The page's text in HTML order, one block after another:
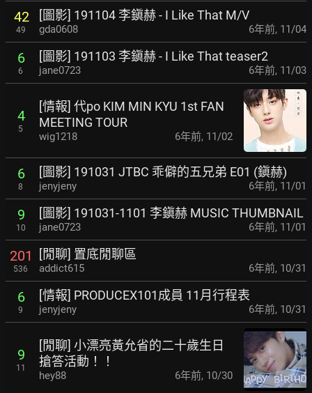
42
49
[圖影] 191104 李鎭赫 - I Like That M/V
gda0608 6年前, 11/04
6
6
[圖影] 191103 李鎭赫 - I Like That teaser2
jane0723 6年前, 11/03
4
5
[情報] 代po KIM MIN KYU 1st FAN
MEETING TOUR
wig1218 6年前, 11/02
6
8
[圖影] 191031 JTBC 乖僻的五兄弟 E01 (鎭赫)
jenyjeny 6年前, 11/01
9
10
[圖影] 191031-1101 李鎭赫 MUSIC THUMBNAIL
jane0723 6年前, 11/01
201
536
[閒聊] 置底閒聊區
addict615 6年前, 10/31
6
9
[情報] PRODUCEX101成員 11月行程表
jenyjeny 6年前, 10/31
9
11
[閒聊] 小漂亮黃允省的二十歲生日
搶答活動！！
hey88 6年前, 10/30